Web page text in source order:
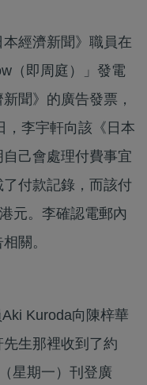
經濟新聞》職員在
（即周庭）」發電
聞》的廣告發票，
，李宇軒向該《日本
己會處理付費事宜
付款記錄，而該付
元。李確認電郵內
關。
Kuroda向陳梓華
生那裡收到了約
星期一）刊登廣